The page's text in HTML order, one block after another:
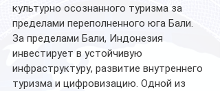
культурно осознанного туризма за
пределами переполненного юга Бали.
За пределами Бали, Индонезия
инвестирует в устойчивую
инфраструктуру, развитие внутреннего
туризма и цифровизацию. Одной из